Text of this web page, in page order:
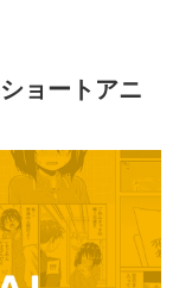
ョートアニ